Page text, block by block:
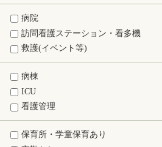
病院
訪問看護ステーション・看多機
救護(イベント等)
病棟
ICU
看護管理
保育所・学童保育あり